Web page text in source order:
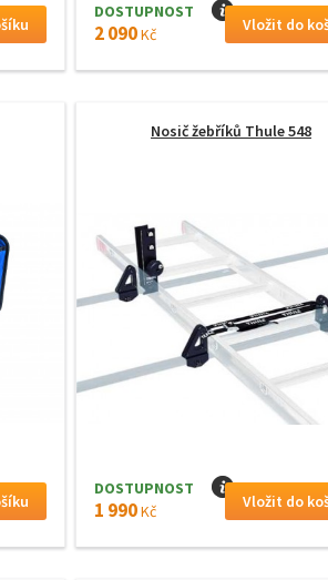
DOSTUPNOST I
2 090Kč
Nosič žebříků Thule 548
DOSTUPNOST I
1 990Kč